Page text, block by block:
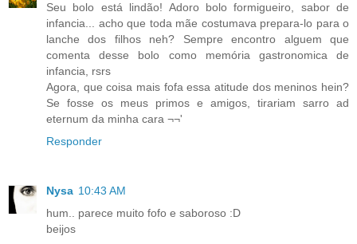
Seu bolo está lindão! Adoro bolo formigueiro, sabor de
infancia... acho que toda mãe costumava prepara-lo para o
lanche dos filhos neh? Sempre encontro alguem que
comenta desse bolo como memória gastronomica de
infancia, rsrs
Agora, que coisa mais fofa essa atitude dos meninos hein?
Se fosse os meus primos e amigos, tirariam sarro ad
eternum da minha cara ¬¬'
Responder
Nysa 10:43 AM
hum.. parece muito fofo e saboroso :D
beijos